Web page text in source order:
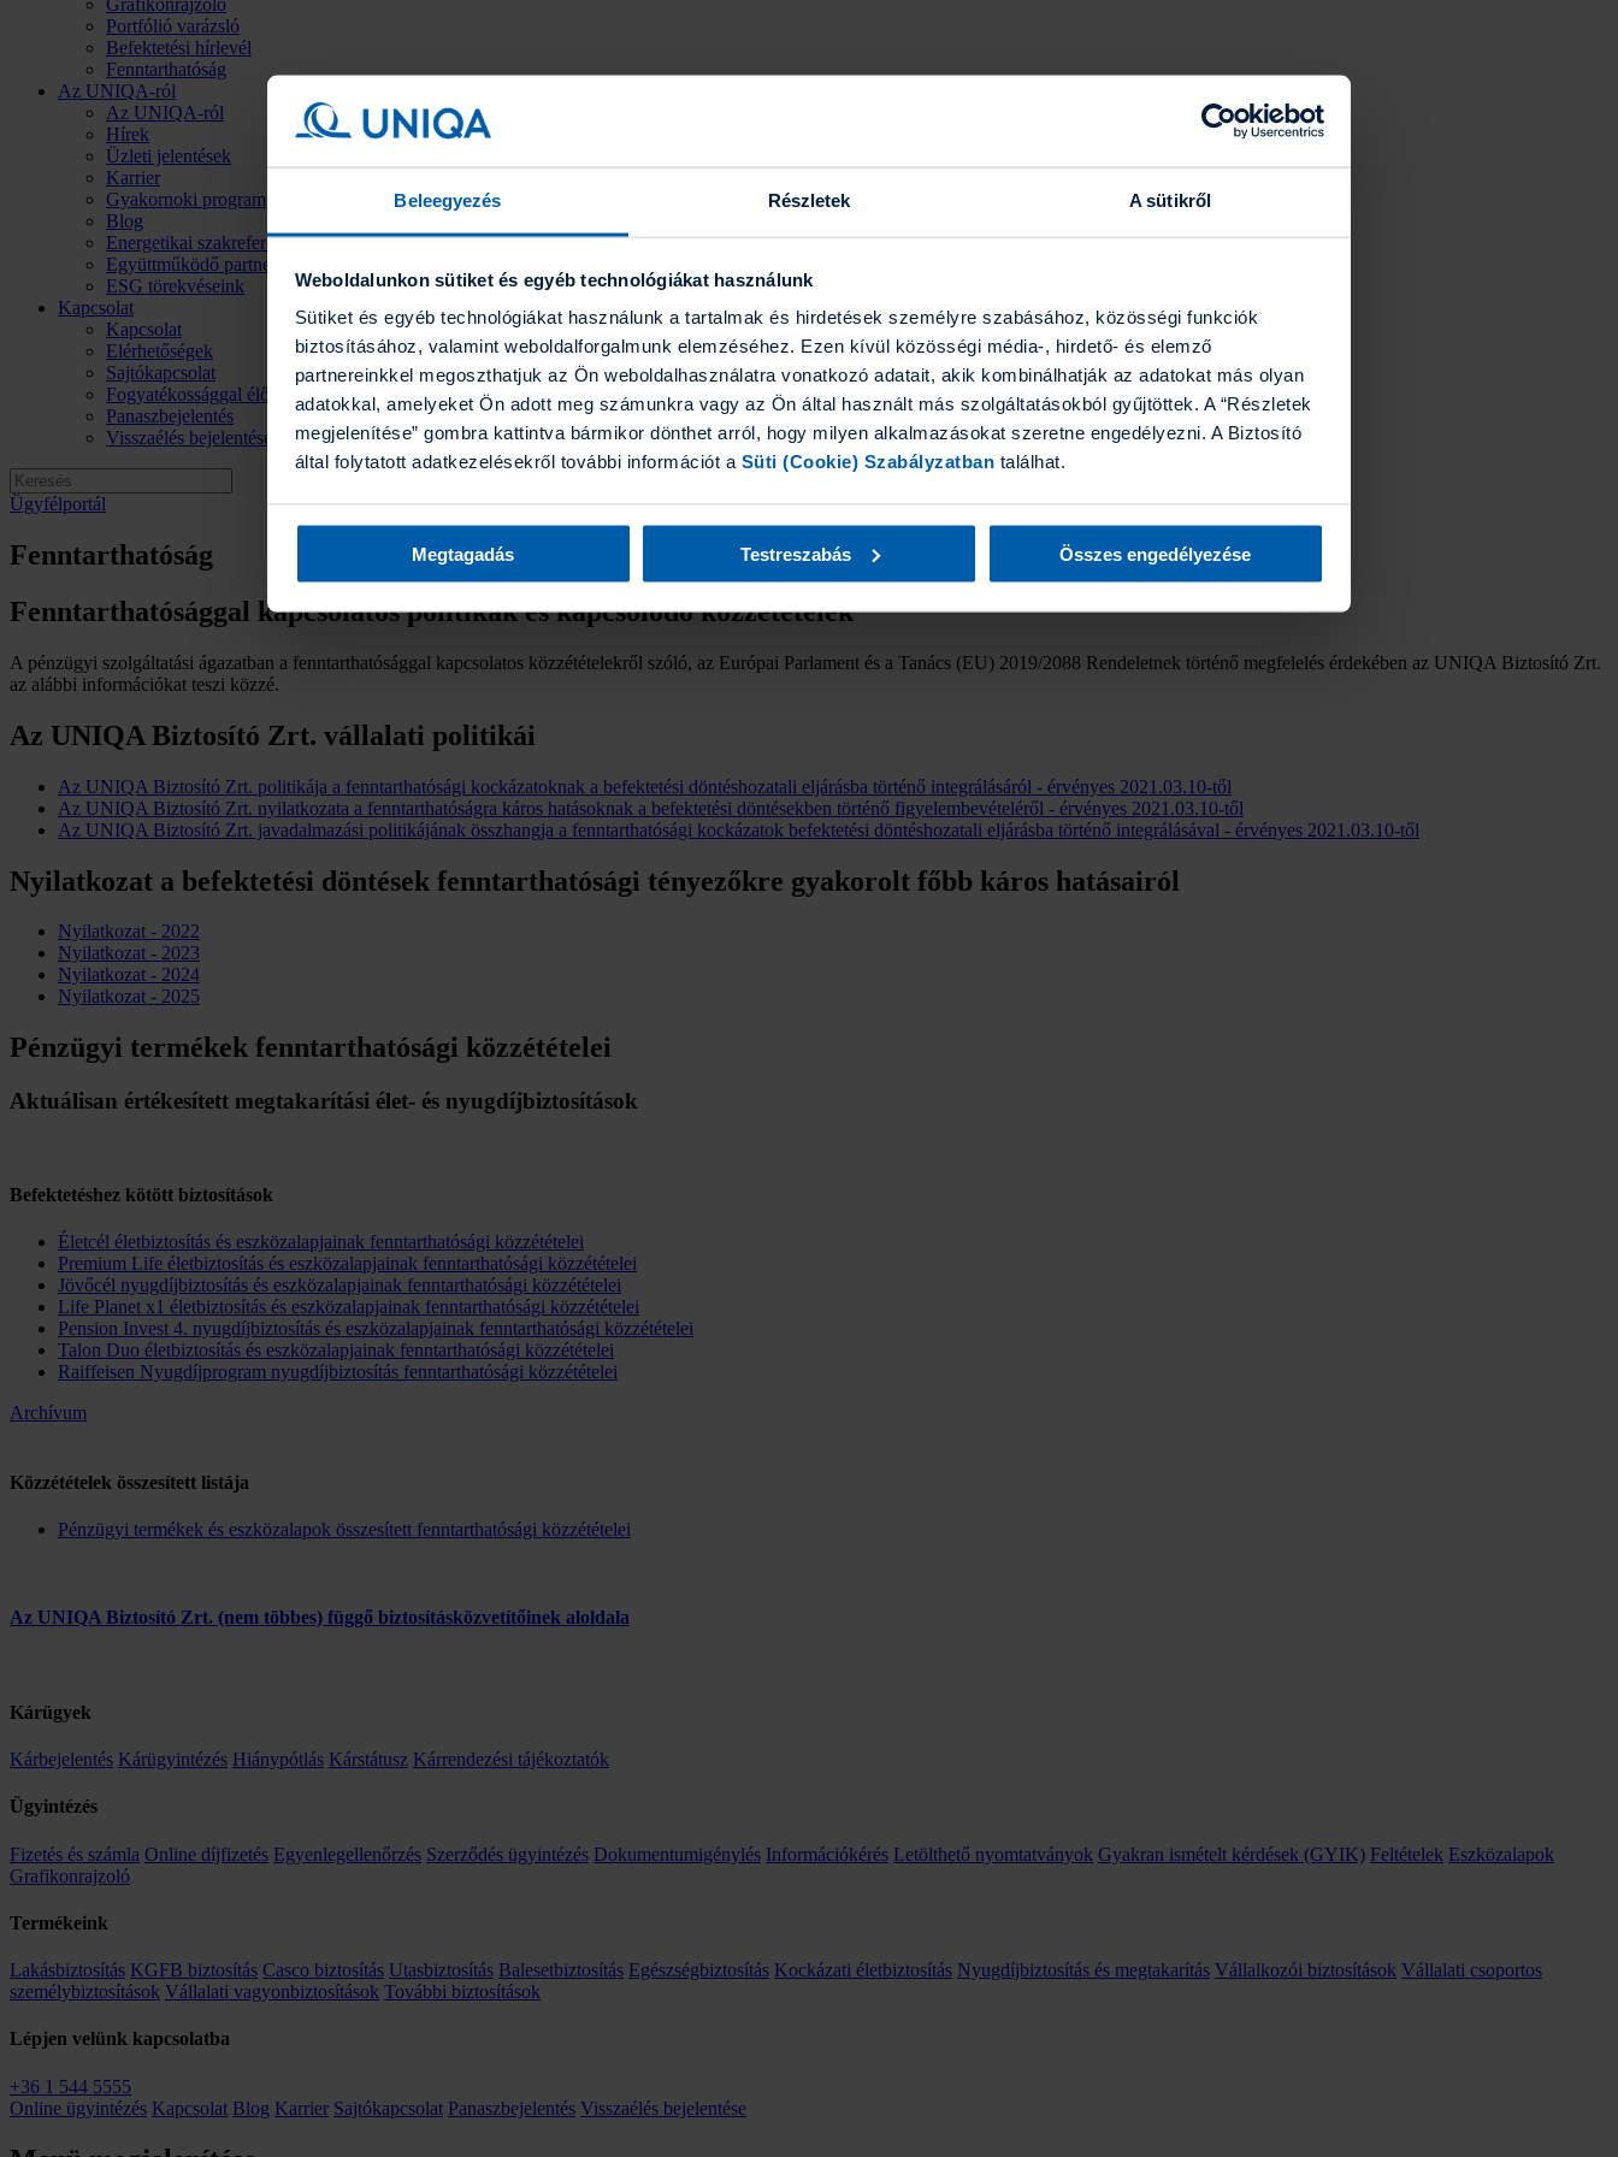
Beleegyezés Részletek A sütikről
Weboldalunkon sütiket és egyéb technológiákat használunk
Sütiket és egyéb technológiákat használunk a tartalmak és hirdetések személyre szabásához, közösségi funkciók
biztosításához, valamint weboldalforgalmunk elemzéséhez. Ezen kívül közösségi média-, hirdető- és elemző
partnereinkkel megoszthatjuk az Ön weboldalhasználatra vonatkozó adatait, akik kombinálhatják az adatokat más olyan
adatokkal, amelyeket Ön adott meg számunkra vagy az Ön által használt más szolgáltatásokból gyűjtöttek. A “Részletek
megjelenítése” gombra kattintva bármikor dönthet arról, hogy milyen alkalmazásokat szeretne engedélyezni. A Biztosító
által folytatott adatkezelésekről további információt a Süti (Cookie) Szabályzatban találhat.
Megtagadás Testreszabás Összes engedélyezése
Grafikonrajzoló
Portfólió varázsló
Befektetési hírlevél
Fenntarthatóság
Az UNIQA-ról
Az UNIQA-ról
Hírek
Üzleti jelentések
Karrier
Gyakornoki program
Blog
Energetikai szakreferensi jelentés
Együttműködő partnereink
ESG törekvéseink
Kapcsolat
Kapcsolat
Elérhetőségek
Sajtókapcsolat
Fogyatékossággal élő ügyfeleinknek
Panaszbejelentés
Visszaélés bejelentése
Ügyfélportál
Fenntarthatóság
Fenntarthatósággal kapcsolatos politikák és kapcsolódó közzétételek
A pénzügyi szolgáltatási ágazatban a fenntarthatósággal kapcsolatos közzétételekről szóló, az Európai Parlament és a Tanács (EU) 2019/2088 Rendeletnek történő megfelelés érdekében az UNIQA Biztosító Zrt.
az alábbi információkat teszi közzé.
Az UNIQA Biztosító Zrt. vállalati politikái
Az UNIQA Biztosító Zrt. politikája a fenntarthatósági kockázatoknak a befektetési döntéshozatali eljárásba történő integrálásáról - érvényes 2021.03.10-től
Az UNIQA Biztosító Zrt. nyilatkozata a fenntarthatóságra káros hatásoknak a befektetési döntésekben történő figyelembevételéről - érvényes 2021.03.10-től
Az UNIQA Biztosító Zrt. javadalmazási politikájának összhangja a fenntarthatósági kockázatok befektetési döntéshozatali eljárásba történő integrálásával - érvényes 2021.03.10-től
Nyilatkozat a befektetési döntések fenntarthatósági tényezőkre gyakorolt főbb káros hatásairól
Nyilatkozat - 2022
Nyilatkozat - 2023
Nyilatkozat - 2024
Nyilatkozat - 2025
Pénzügyi termékek fenntarthatósági közzétételei
Aktuálisan értékesített megtakarítási élet- és nyugdíjbiztosítások
Befektetéshez kötött biztosítások
Életcél életbiztosítás és eszközalapjainak fenntarthatósági közzétételei
Premium Life életbiztosítás és eszközalapjainak fenntarthatósági közzétételei
Jövőcél nyugdíjbiztosítás és eszközalapjainak fenntarthatósági közzétételei
Life Planet x1 életbiztosítás és eszközalapjainak fenntarthatósági közzétételei
Pension Invest 4. nyugdíjbiztosítás és eszközalapjainak fenntarthatósági közzétételei
Talon Duo életbiztosítás és eszközalapjainak fenntarthatósági közzétételei
Raiffeisen Nyugdíjprogram nyugdíjbiztosítás fenntarthatósági közzétételei
Archívum
Közzétételek összesített listája
Pénzügyi termékek és eszközalapok összesített fenntarthatósági közzétételei
Az UNIQA Biztosító Zrt. (nem többes) függő biztosításközvetítőinek aloldala
Kárügyek
Kárbejelentés Kárügyintézés Hiánypótlás Kárstátusz Kárrendezési tájékoztatók
Ügyintézés
Fizetés és számla Online díjfizetés Egyenlegellenőrzés Szerződés ügyintézés Dokumentumigénylés Információkérés Letölthető nyomtatványok Gyakran ismételt kérdések (GYIK) Feltételek Eszközalapok
Grafikonrajzoló
Termékeink
Lakásbiztosítás KGFB biztosítás Casco biztosítás Utasbiztosítás Balesetbiztosítás Egészségbiztosítás Kockázati életbiztosítás Nyugdíjbiztosítás és megtakarítás Vállalkozói biztosítások Vállalati csoportos
személybiztosítások Vállalati vagyonbiztosítások További biztosítások
Lépjen velünk kapcsolatba
+36 1 544 5555
Online ügyintézés Kapcsolat Blog Karrier Sajtókapcsolat Panaszbejelentés Visszaélés bejelentése